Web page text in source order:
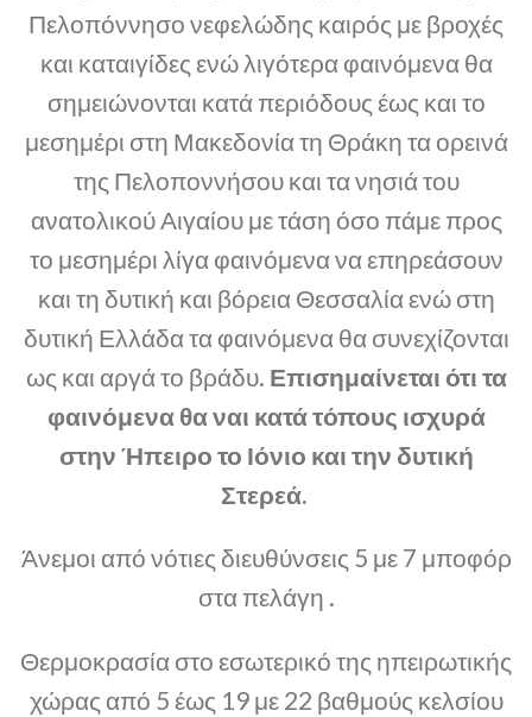
Πελοπόννησο νεφελώδης καιρός με βροχές
και καταιγίδες ενώ λιγότερα φαινόμενα θα
σημειώνονται κατά περιόδους έως και το
μεσημέρι στη Μακεδονία τη Θράκη τα ορεινά
της Πελοποννήσου και τα νησιά του
ανατολικού Αιγαίου με τάση όσο πάμε προς
το μεσημέρι λίγα φαινόμενα να επηρεάσουν
και τη δυτική και βόρεια Θεσσαλία ενώ στη
δυτική Ελλάδα τα φαινόμενα θα συνεχίζονται
ως και αργά το βράδυ. Επισημαίνεται ότι τα
φαινόμενα θα ναι κατά τόπους ισχυρά
στην Ήπειρο το Ιόνιο και την δυτική
Στερεά.
Άνεμοι από νότιες διευθύνσεις 5 με 7 μποφόρ
στα πελάγη .
Θερμοκρασία στο εσωτερικό της ηπειρωτικής
χώρας από 5 έως 19 με 22 βαθμούς κελσίου